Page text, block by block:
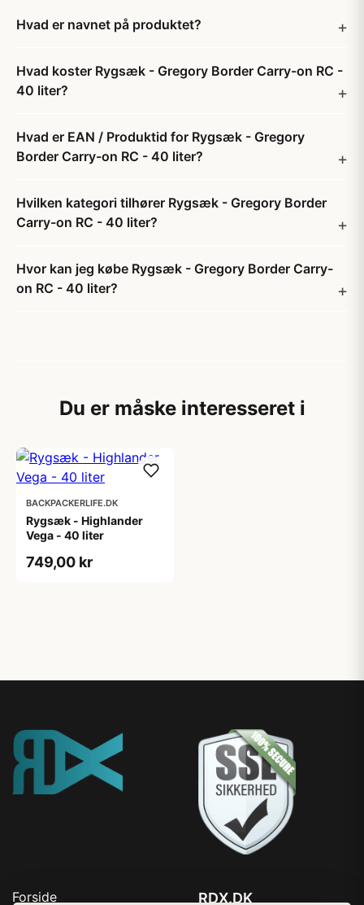
Hvad er navnet på produktet?
Hvad koster Rygsæk - Gregory Border Carry-on RC -
40 liter?
Hvad er EAN / Produktid for Rygsæk - Gregory
Border Carry-on RC - 40 liter?
Hvilken kategori tilhører Rygsæk - Gregory Border
Carry-on RC - 40 liter?
Hvor kan jeg købe Rygsæk - Gregory Border Carry-
on RC - 40 liter?
Du er måske interesseret i
BACKPACKERLIFE.DK
Rygsæk - Highlander
Vega - 40 liter
749,00 kr
Forside RDX.DK